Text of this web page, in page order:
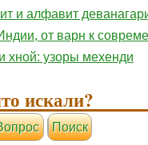
и алфавит
от варн к
хной: узоры мехенди
искали?
Поиск